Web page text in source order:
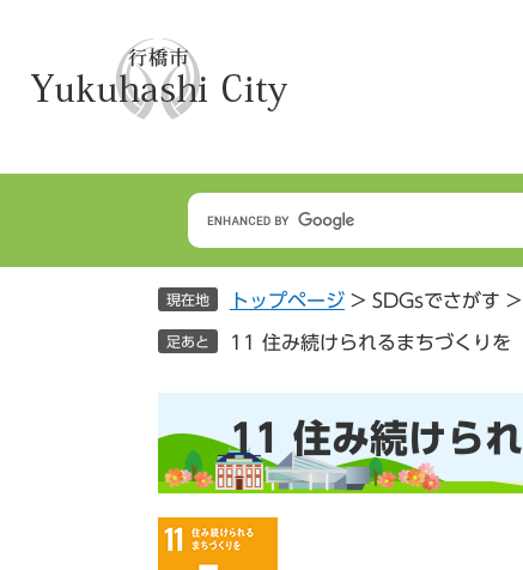
本
現在地 トップページ > SDGsでさがす >
足あと 11 住み続けられるまちづくりを
文
11 住み続けら